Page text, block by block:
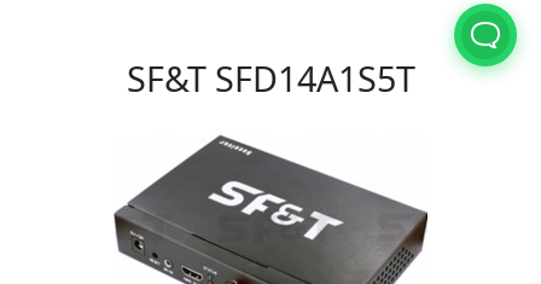
SF&T SFD14A1S5T